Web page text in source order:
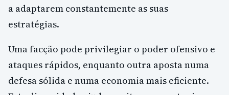
a adaptarem constantemente as suas
estratégias.
Uma facção pode privilegiar o poder ofensivo e
ataques rápidos, enquanto outra aposta numa
defesa sólida e numa economia mais eficiente.